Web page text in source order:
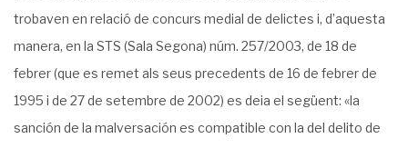
trobaven en relació de concurs medial de delictes i, d’aquesta
manera, en la STS (Sala Segona) núm. 257/2003, de 18 de
febrer (que es remet als seus precedents de 16 de febrer de
1995 i de 27 de setembre de 2002) es deia el següent: «la
sanción de la malversación es compatible con la del delito de